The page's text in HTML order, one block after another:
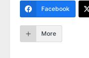
Facebook
More